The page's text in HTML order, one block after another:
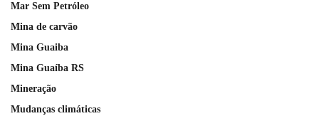
Mar Sem Petróleo
Mina de carvão
Mina Guaiba
Mina Guaíba RS
Mineração
Mudanças climáticas